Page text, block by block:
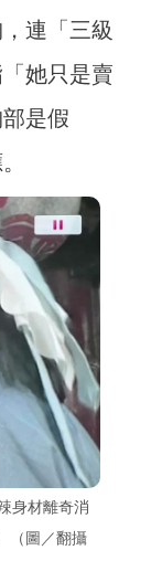
連「三級
她只是賣
是假
身材離奇消
（圖／翻攝